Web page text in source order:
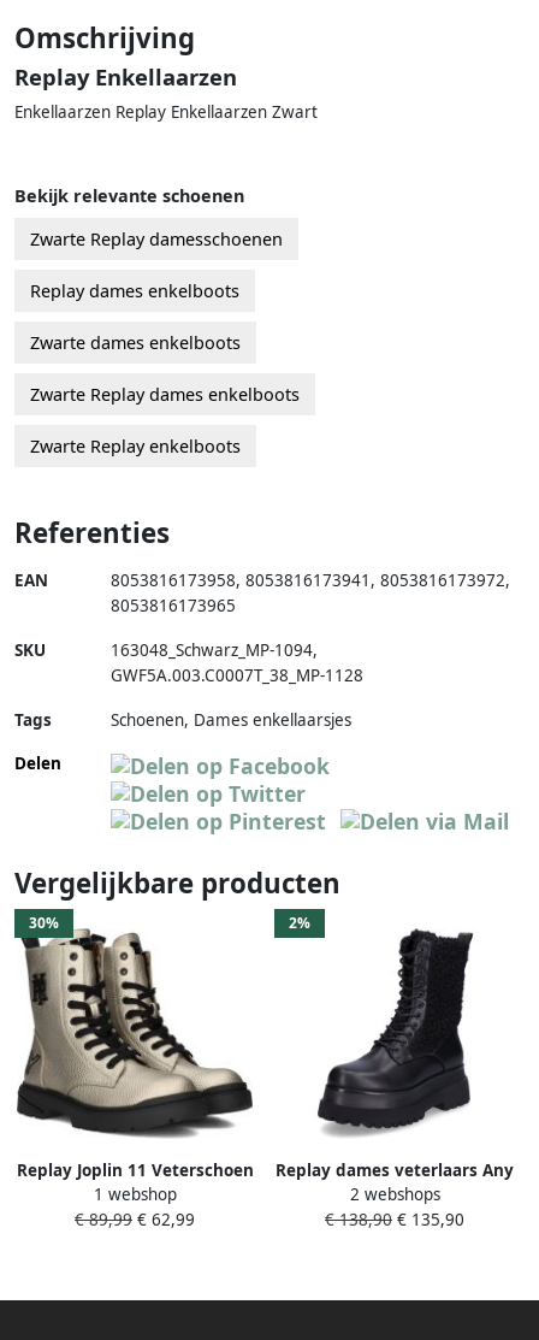
Omschrijving
Replay Enkellaarzen
Enkellaarzen Replay Enkellaarzen Zwart
Bekijk relevante schoenen
Zwarte Replay damesschoenen
Replay dames enkelboots
Zwarte dames enkelboots
Zwarte Replay dames enkelboots
Zwarte Replay enkelboots
Referenties
EAN 8053816173958, 8053816173941 , 8053816173972,
8053816173965
SKU 163048_Schwarz_MP-1094,
GWF5A.003.C0007T_38_MP-1128
Tags
Schoenen, Dames enkellaarsjes
Delen
Vergelijkbare producten
30%
Replay Joplin 11 Veterschoen
hoog goudkleur
1 webshop
€ 89,99 € 62,99
2%
Replay dames veterlaars Any
Fur zwart
2 webshops
€ 138,90 € 135,90